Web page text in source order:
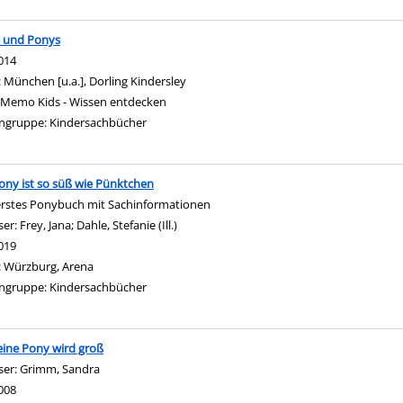
und Ponys
diesem Verfasser
München [u.a.], Dorling Kindersley
Memo Kids - Wissen entdecken
Kindersachbücher
ist so süß wie Pünktchen
Ponybuch mit Sachinformationen
Frey, Jana; Dahle, Stefanie (Ill.)
Würzburg, Arena
Kindersachbücher
Pony wird groß
Grimm, Sandra